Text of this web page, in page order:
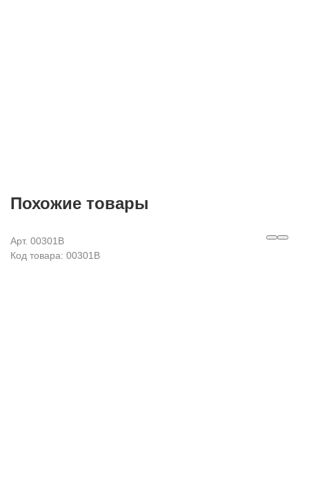
Похожие товары
Арт. 00301B
Код товара: 00301B